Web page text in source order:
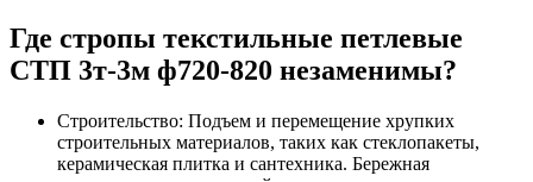
Где стропы текстильные петлевые
СТП 3т-3м ф720-820 незаменимы?
Строительство: Подъем и перемещение хрупких
строительных материалов, таких как стеклопакеты,
керамическая плитка и сантехника. Бережная